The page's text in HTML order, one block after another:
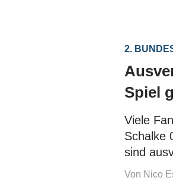
2.
Spiel
Viele
Schalke
sind
Von Nico